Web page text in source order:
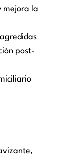
mejora la
post-